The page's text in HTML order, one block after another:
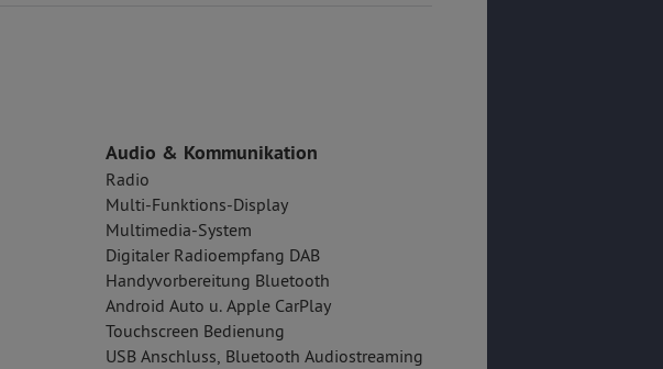
Audio & Kommunikation
Radio
Multi-Funktions-Display
Multimedia-System
Digitaler Radioempfang DAB
Handyvorbereitung Bluetooth
Android Auto u. Apple CarPlay
Touchscreen Bedienung
USB Anschluss, Bluetooth Audiostreaming